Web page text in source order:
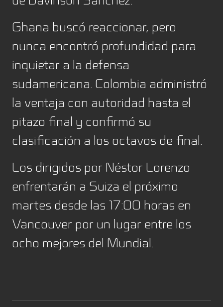
Ghana buscó reaccionar, pero
nunca encontró profundidad para
inquietar a la defensa
sudamericana. Colombia administró
la ventaja con autoridad hasta el
pitazo final y confirmó su
clasificación a los octavos de final.
Los dirigidos por Néstor Lorenzo
enfrentarán a Suiza el próximo
martes desde las 17:00 horas en
Vancouver por un lugar entre los
ocho mejores del Mundial.